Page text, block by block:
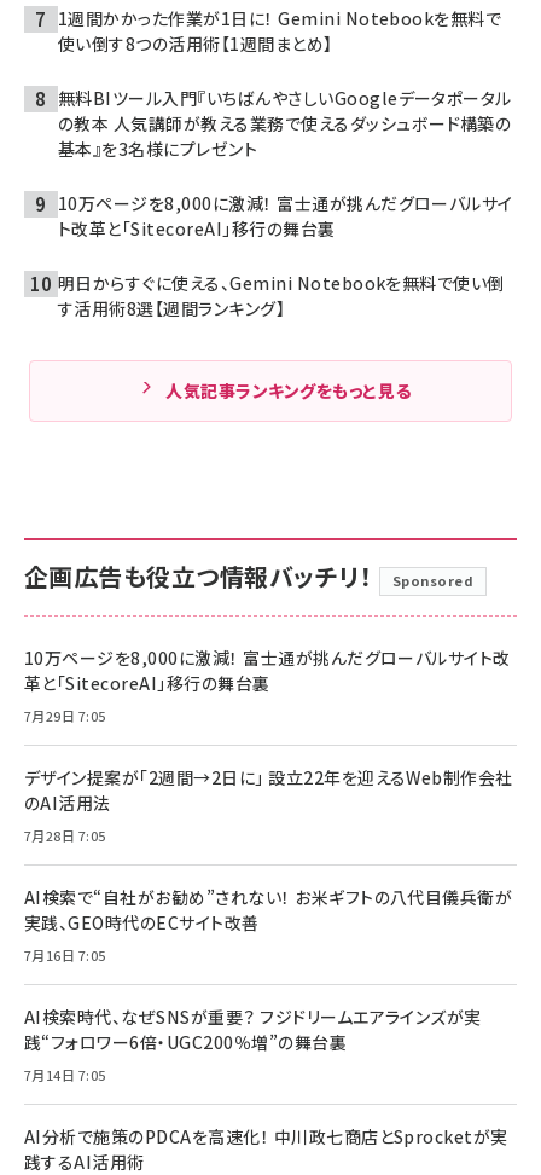
1週間かかった作業が1日に！ Gemini Notebookを無料で
使い倒す8つの活用術【1週間まとめ】
無料BIツール入門『いちばんやさしいGoogleデータポータル
の教本 人気講師が教える業務で使えるダッシュボード構築の
基本』を3名様にプレゼント
10万ページを8,000に激減！ 富士通が挑んだグローバルサイ
ト改革と「SitecoreAI」移行の舞台裏
明日からすぐに使える、Gemini Notebookを無料で使い倒
す活用術8選【週間ランキング】
人気記事ランキングをもっと見る
企画広告も役立つ情報バッチリ！ Sponsored
10万ページを8,000に激減！ 富士通が挑んだグローバルサイト改
革と「SitecoreAI」移行の舞台裏
7月29日 7:05
デザイン提案が「2週間→2日に」 設立22年を迎えるWeb制作会社
のAI活用法
7月28日 7:05
AI検索で“自社がお勧め”されない！ お米ギフトの八代目儀兵衛が
実践、GEO時代のECサイト改善
7月16日 7:05
AI検索時代、なぜSNSが重要？ フジドリームエアラインズが実
践“フォロワー6倍・UGC200％増”の舞台裏
7月14日 7:05
AI分析で施策のPDCAを高速化！ 中川政七商店とSprocketが実
践するAI活用術